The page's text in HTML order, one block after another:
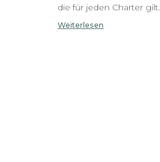
die für jeden Charter gilt.
Weiterlesen